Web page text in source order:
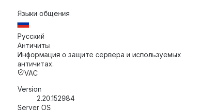
Языки общения
Русский
Античиты
Информация о защите сервера и используемых
античитах.
VAC
Version
2.20.152984
Server OS